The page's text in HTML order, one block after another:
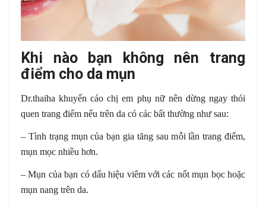
Khi nào bạn không nên trang
điểm cho da mụn
Dr.thaiha khuyến cáo chị em phụ nữ nên dừng ngay thói
quen trang điểm nếu trên da có các bất thường như sau:
– Tình trạng mụn của bạn gia tăng sau mỗi lần trang điểm,
mụn mọc nhiều hơn.
– Mụn của bạn có dấu hiệu viêm với các nốt mụn bọc hoặc
mụn nang trên da.